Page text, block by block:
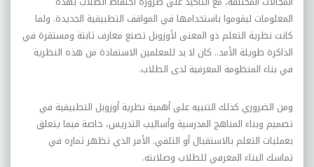
المعلومات ليقوموا باستخدامها في المواقف التطبيقية الجديدة. ولما
كانت نظرية التعلم ذو المعنى لأوزوبل تصنع معارف ثابتة ومستقرة في
الذاكرة طويلة الأمد.. كان لا بد للمعلمين الاستفادة من هذه النظرية
في بناء المنظومة المعرفية لدى الطلاب.
ومن الضروري كذلك التنبيه على أهمية نظرية أوزوبل التطبيقية في
تصميم وبناء المناهج المدرسية وأساليب التدريس، خاصة فيما يتعلق
بعمليات التعلم بالاستقبال أو التلقي. الأمر الذي تظهر ثماره في
تماسك البناء المعرفي للطلاب وصلابته.